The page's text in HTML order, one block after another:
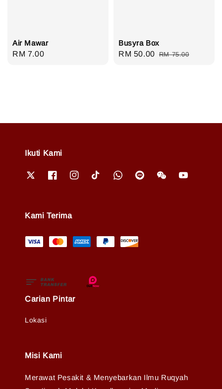
Air Mawar
Regular
RM 7.00
Busyra Box
Sale
RM 50.00 Regular
RM 75.00
Ikuti Kami
Kami Terima
Carian Pintar
Lokasi
Misi Kami
Merawat Pesakit & Menyebarkan Ilmu Ruqyah